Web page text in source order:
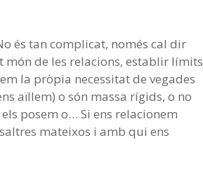
és tan complicat, només cal dir
món de les relacions, establir límits
la pròpia necessitat de vegades
aïllem) o són massa rígids, o no
posem o… Si ens relacionem
mateixos i amb qui ens